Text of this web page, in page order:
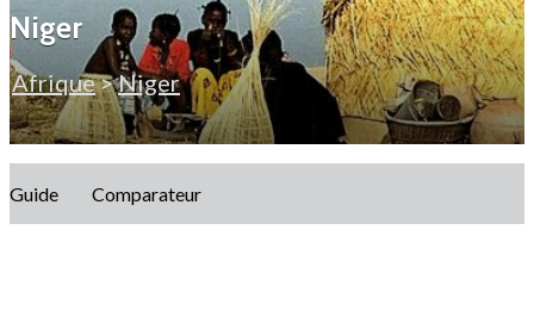
Niger
Afrique>Niger
Guide Comparateur